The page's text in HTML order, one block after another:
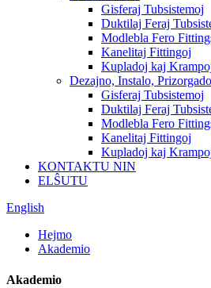
Gisferaj Tubsistemoj
Duktilaj Feraj
Modlebla Fero
Kanelitaj Fittingoj
Kupladoj kaj
Dezajno, Instalo,
Gisferaj Tubsistemoj
Duktilaj Feraj
Modlebla Fero
Kanelitaj Fittingoj
Kupladoj kaj
KONTAKTU NIN
ELŜUTU
English
Hejmo
Akademio
Akademio